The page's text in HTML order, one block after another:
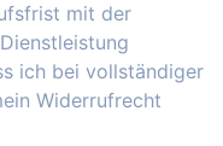
mit der
ich bei vollständiger
Widerrufrecht